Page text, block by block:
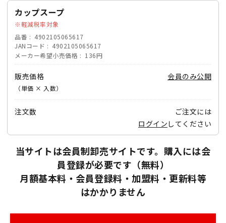
カップスープ
軽減税率対象
品番
4902105065617
JANコード
4902105065617
メーカー希望小売価格
136円
販売価格
（単価 × 入数）
会員のみ公開
注文数
ご注文には
ログイン してください
当サイトは会員制卸売サイトです。購入には会
員登録が必要です（無料）
月額基本料・会員登録料・加盟料・更新料等
はかかりません